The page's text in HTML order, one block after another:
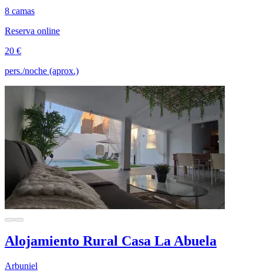
8 camas
Reserva online
20 €
pers./noche (aprox.)
Alojamiento Rural Casa La Abuela
Arbuniel